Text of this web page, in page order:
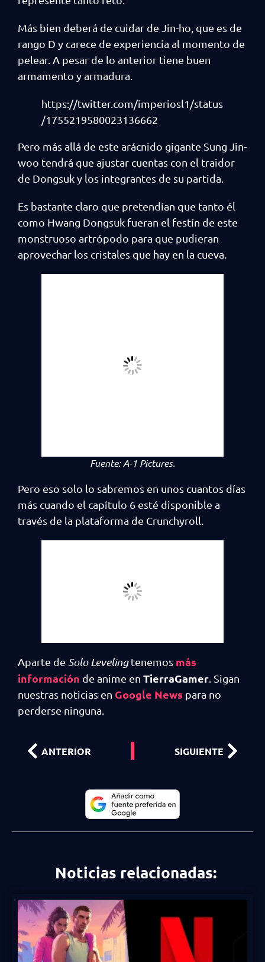
Más bien deberá de cuidar de Jin-ho, que es de
rango D y carece de experiencia al momento de
pelear. A pesar de lo anterior tiene buen
armamento y armadura.
https://twitter.com/imperiosl1/status
/1755219580023136662
Pero más allá de este arácnido gigante Sung Jin-
woo tendrá que ajustar cuentas con el traidor
de Dongsuk y los integrantes de su partida.
Es bastante claro que pretendían que tanto él
como Hwang Dongsuk fueran el festín de este
monstruoso artrópodo para que pudieran
aprovechar los cristales que hay en la cueva.
Fuente:A-1 Pictures.
Pero eso solo lo sabremos en unos cuantos días
más cuando el capítulo 6 esté disponible a
través de la plataforma de Crunchyroll.
Aparte de Solo Levelingtenemos más
información de anime en TierraGamer . Sigan
nuestras noticias en Google News para no
perderse ninguna.
ANTERIOR SIGUIENTE
Noticias relacionadas: